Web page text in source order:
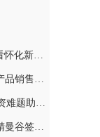
现代农业|“湘品出湘”再奏强音——看怀化新晃黄精曼谷签单背后的“强链密码”
“新晃三宝”供销臻选店开业 解决农产品销售难题
新晃：40余家企业集中培训 破解融资难题助力发展
“湘品出湘”再奏强音 ——看新晃黄精曼谷签单背后的“强链密码”